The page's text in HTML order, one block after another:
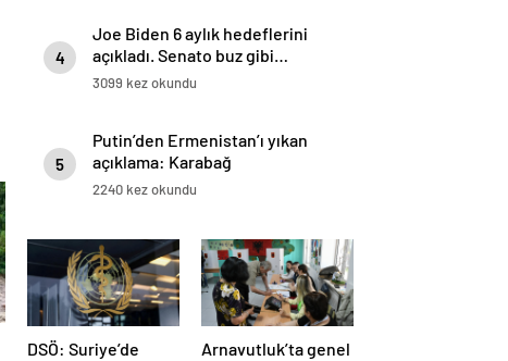
4
Joe Biden 6 aylık hedeflerini
açıkladı. Senato buz gibi…
3099 kez okundu
5
Putin’den Ermenistan’ı yıkan
açıklama: Karabağ
Azerbaycan’ın ayrılmaz bir
2240 kez okundu
DSÖ: Suriye’de
Arnavutluk’ta genel